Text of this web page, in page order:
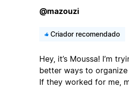
@mazouzi
Criador recomendado
Hey, it’s Moussa! I’m
better ways to
If they worked for me,